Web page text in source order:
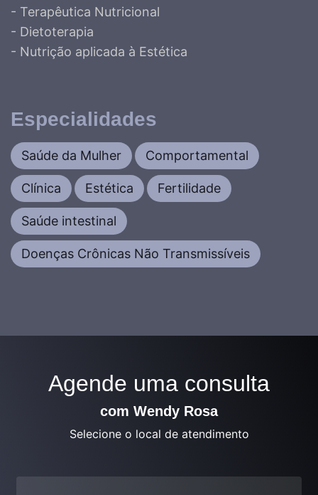
- Terapêutica Nutricional
- Dietoterapia
- Nutrição aplicada à Estética
Especialidades
Saúde da Mulher Comportamental
Clínica Estética Fertilidade
Saúde intestinal
Doenças Crônicas Não Transmissíveis
Agende uma consulta
com Wendy Rosa
Selecione o local de atendimento